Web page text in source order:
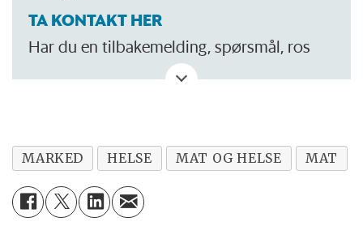
TA KONTAKT HER
Har du en tilbakemelding, spørsmål, ros
eller kritikk? Eller tips om noe vi bør skrive
MARKED HELSE MAT OG HELSE MAT